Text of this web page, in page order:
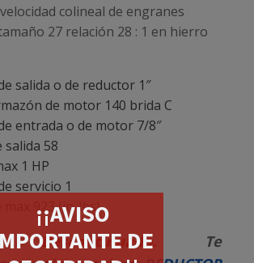
¡¡AVISO
DE
colineal de engranes
27 relación 28 : 1 en hierro
salida o de reductor 1″
de motor 140 brida C
entrada o de motor 7/8″
salida 58
1 HP
servicio 1
923 (in-lbs)
Descontinuado.
Te